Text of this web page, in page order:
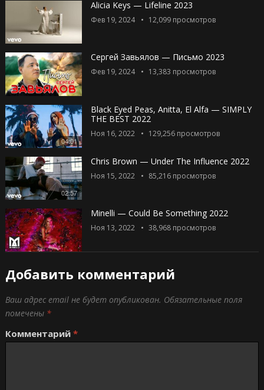
Alicia Keys — Lifeline 2023
Фев 19, 2024 12,099просмотров
Сергей Завьялов — Письмо 2023
Фев 19, 2024 13,383 просмотров
04:01
Black Eyed Peas, Anitta, El Alfa — SIMPLY
THE BEST 2022
Ноя 16, 2022 129,256просмотров
02:57
Chris Brown — Under The Influence 2022
Ноя 15, 2022 85,216просмотров
Minelli — Could Be Something 2022
Ноя 13, 2022 38,968просмотров
Добавить комментарий
Ваш адрес email не будет опубликован. Обязательные поля
помечены *
Комментарий *